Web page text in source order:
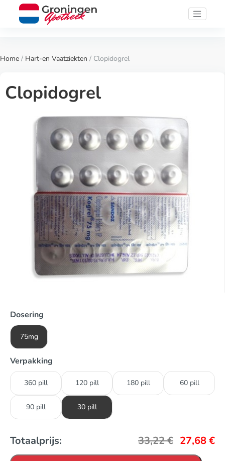
Home / Hart-en Vaatziekten / Clopidogrel
Clopidogrel
Dosering
75mg
Verpakking
360 pill 120 pill 180 pill 60 pill
90 pill 30 pill
Totaalprijs: 33,22€ 27,68€